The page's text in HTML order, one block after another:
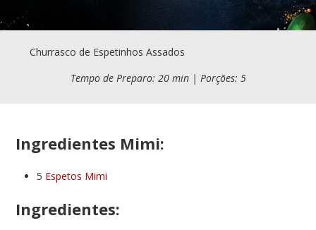
Churrasco de Espetinhos Assados
Tempo de Preparo: 20 min | Porções: 5
Ingredientes Mimi:
5 Espetos Mimi
Ingredientes: